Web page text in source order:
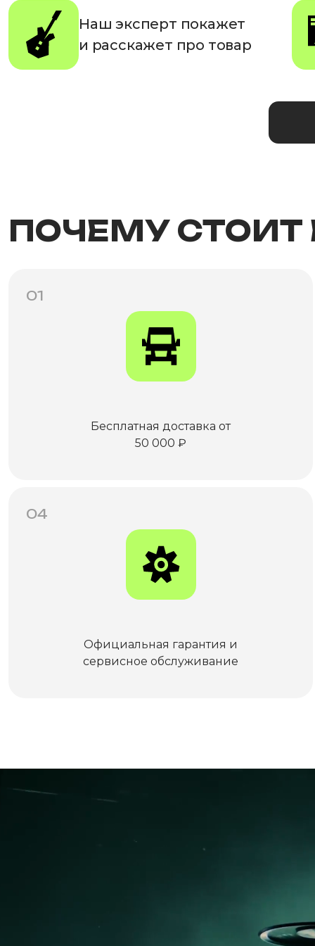
Наш эксперт покажет
и расскажет про товар
ПОЧЕМУ СТОИТ
01
Бесплатная доставка от
50 000 ₽
04
Официальная гарантия и
сервисное обслуживание